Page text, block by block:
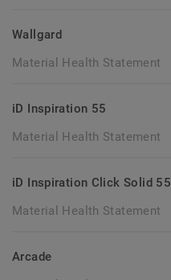
Wallgard
Material Health Statement
iD Inspiration 55
Material Health Statement
iD Inspiration Click Solid 55
Material Health Statement
Arcade